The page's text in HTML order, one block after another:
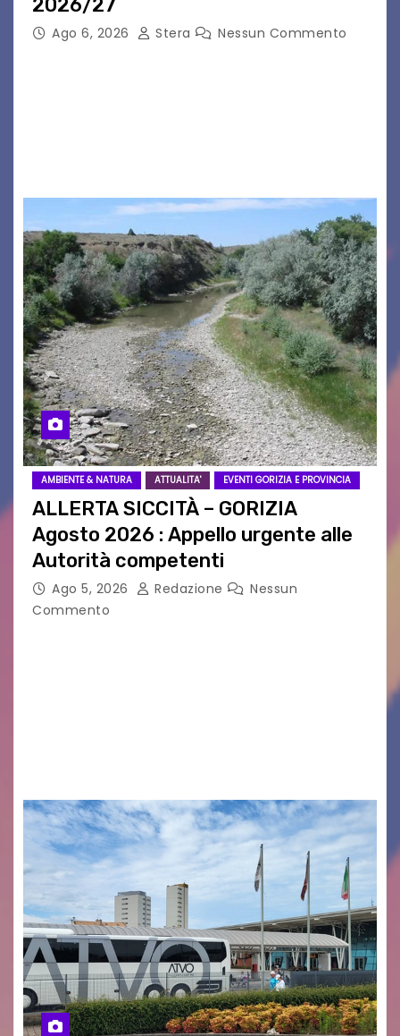
2026/27
Ago 6, 2026 Stera Nessun Commento
AMBIENTE & NATURA ATTUALITA' EVENTI GORIZIA E PROVINCIA
ALLERTA SICCITÀ – GORIZIA
Agosto 2026 : Appello urgente alle
Autorità competenti
Ago 5, 2026 Redazione
Nessun
Commento